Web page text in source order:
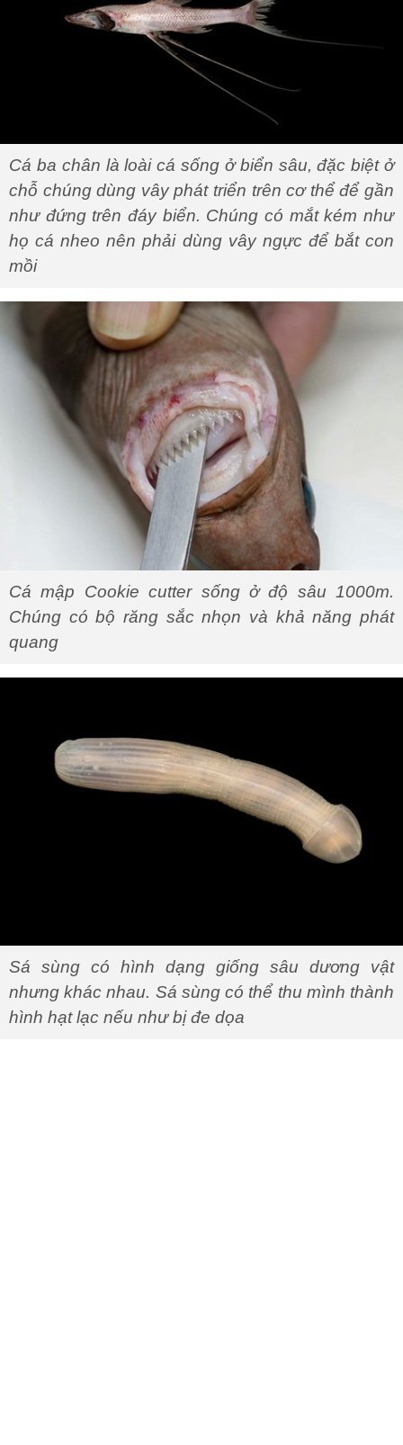
Cá ba chân là loài cá sống ở biển sâu, đặc biệt ở
chỗ chúng dùng vây phát triển trên cơ thể để gần
như đứng trên đáy biển. Chúng có mắt kém như
họ cá nheo nên phải dùng vây ngực để bắt con
mồi
Cá mập Cookie cutter sống ở độ sâu 1000m.
Chúng có bộ răng sắc nhọn và khả năng phát
quang
Sá sùng có hình dạng giống sâu dương vật
nhưng khác nhau. Sá sùng có thể thu mình thành
hình hạt lạc nếu như bị đe dọa